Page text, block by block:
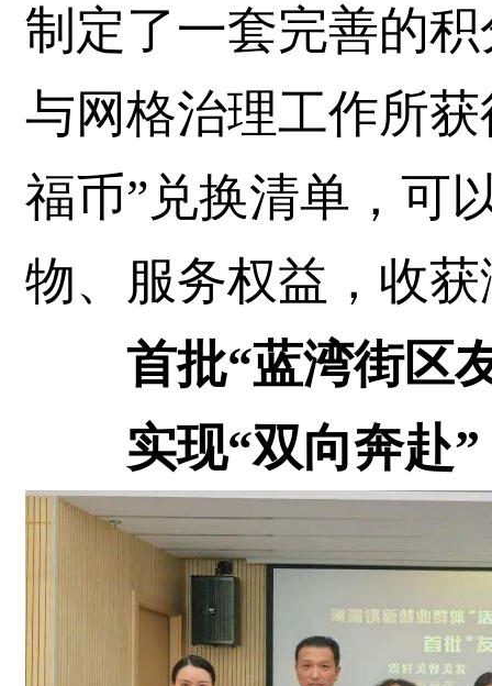
制定了一套完善的
与网格治理工作所
福币”兑换清单，可
物、服务权益，收
首批“蓝湾街区
实现“双向奔赴”